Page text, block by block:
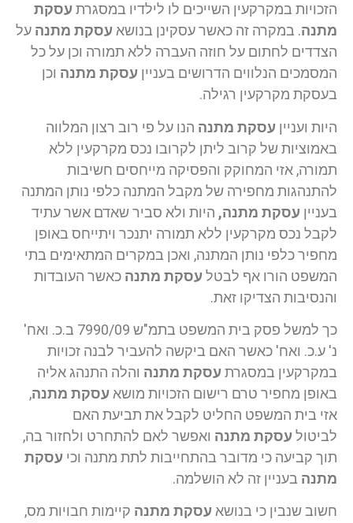
הזכויות במקרקעין השייכים לו לילדיו במסגרתעסקת
מתנה. במקרה זה כאשר עסקינן בנושאעסקת מתנה על
הצדדים לחתום על חוזה העברה ללא תמורה וכן על כל
המסמכים הנלווים הדרושים בעניין עסקת מתנה וכן
בעסקת מקרקעין רגילה.
היות ועניין עסקת מתנה הנו על פי רוב רצון המלווה
באמוציות של קרוב ליתן לקרובו נכס מקרקעין ללא
תמורה, אזי המחוקק והפסיקה מייחסים חשיבות
להתנהגות מחפירה של מקבל המתנה כלפי נותן המתנה
בעניין עסקת מתנה, היות ולא סביר שאדם אשר עתיד
לקבל נכס מקרקעין ללא תמורה יתנכר ויתייחס באופן
מחפיר כלפי נותן המתנה, ואכן במקרים המתאימים בתי
המשפט הורו אף לבטלעסקת מתנה כאשר העובדות
והנסיבות הצדיקו זאת.
כך למשל פסק בית המשפט בתמ"ש 7990/09 ב.כ. ואח'
נ' ע.כ. ואח' כאשר האם ביקשה להעביר לבנה זכויות
במקרקעין במסגרתעסקת מתנה והלה התנהג אליה
באופן מחפיר טרם רישום הזכויות מושא עסקת מתנה,
אזי בית המשפט החליט לקבל את תביעת האם
לביטולעסקת מתנה ואפשר לאם להתחרט ולחזור בה,
תוך קביעה כי מדובר בהתחייבות לתת מתנה וכי עסקת
מתנה בעניין זה לא הושלמה.
חשוב שנבין כי בנושאעסקת מתנה קיימות חבויות מס,